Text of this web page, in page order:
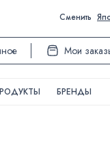
Сменить
Мои
БРЕНДЫ